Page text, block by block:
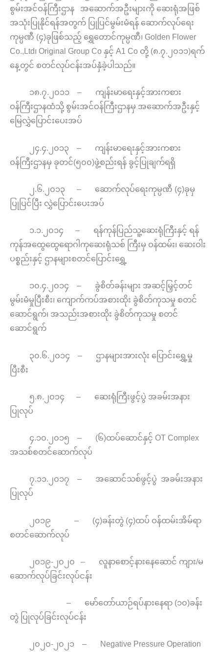
စွမ်းအင်ဝန်ကြီးဌာန အဆောက်အဦးများကို ဆေးရုံအဖြစ်
အသုံးပြုနိုင်ရန်အတွက် ပြုပြင်မွမ်းမံရန် ဆောက်လုပ်ရေး
ကုမ္ပဏီ (၄)ခုဖြစ်သည့် ရွှေတောင်ကုမ္ပဏီ၊ Golden Flower
Co.,Ltd၊ Original Group Co နှင့် A1 Co တို့ (၈.၇.၂၀၁၁)ရက်
နေ့တွင် စတင်လုပ်ငန်းအပ်နှံခဲ့ပါသည်။
၁၈.၇.၂၀၁၁ – ကျန်းမာရေးနှင့်အားကစား
ဝန်ကြီးဌာနထံသို့ စွမ်းအင်ဝန်ကြီးဌာနမှ အဆောက်အဦးနှင့်
မြေလွှဲပြောင်းပေးအပ်
၂၄.၄.၂၀၁၃ – ကျန်းမာရေးနှင့်အားကစား
ဝန်ကြီးဌာနမှ ခုတင်(၅၀၀)ဖွဲ့စည်းရန် ခွင့်ပြုချက်ရရှိ
၂.၆.၂၀၁၃ – ဆောက်လုပ်ရေးကုမ္ပဏီ (၄)ခုမှ
ပြုပြင်ပြီး လွှဲပြောင်းပေးအပ်
၁.၁.၂၀၁၄ – ရန်ကုန်ပြည်သူ့ဆေးရုံကြီးနှင့် ရန်
ကုန်အထွေထွေရောဂါကုဆေးရုံသစ် ကြီးမှ ဝန်ထမ်း၊ ဆေးဝါး
ပစ္စည်းနှင့် ဌာနများစတင်ပြောင်းရွှေ့
၁၀.၄.၂၀၁၄ – ခွဲစိတ်ခန်းများ အဆင့်မြှင့်တင်
မွမ်းမံမှုပြီးစီး၊ ကျောက်ကပ်အစားထိုး ခွဲစိတ်ကုသမှု စတင်
ဆောင်ရွက်၊ အသည်းအစားထိုး ခွဲစိတ်ကုသမှု စတင်
ဆောင်ရွက်
၃၀.၆.၂၀၁၄ – ဌာနများအားလုံး ပြောင်းရွှေ့မှု
ပြီးစီး
၅.၈.၂၀၁၄ – ဆေးရုံကြီးဖွင့်ပွဲ အခမ်းအနား
ပြုလုပ်
၄.၁၀.၂၀၁၅ – (၆)ထပ်ဆောင်နှင့် OT Complex
အသစ်စတင်ဆောက်လုပ်
၇.၁၁.၂၀၁၇ – အဆောင်သစ်ဖွင့်ပွဲ အခမ်းအနား
ပြုလုပ်
၂၀၁၉ – (၄)ခန်းတွဲ (၄)ထပ် ဝန်ထမ်းအိမ်ရာ
စတင်ဆောက်လုပ်
၂၀၁၉-၂၀၂၀ – လူနာစောင့်နားနေဆောင် ကျား/မ
ဆောက်လုပ်ခြင်းလုပ်ငန်း
– မော်တော်ယာဉ်ရပ်နားနေရာ (၁၀)ခန်း
တွဲ ပြုလုပ်ခြင်းလုပ်ငန်း
၂၀၂၀-၂၀၂၁ – Negative Pressure Operation